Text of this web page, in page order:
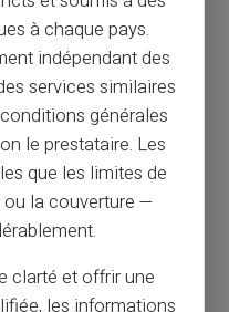
Grâce à cela,
ses frais bancaires et
gérer ses revenus.
un compte pour
la lourdeur
Il a trouvé
de revenus ni
de mettre de
d'un rendement
à chaque pays.
indépendant des
services similaires
générales
le prestataire. Les
que les limites de
la couverture —
clarté et offrir une